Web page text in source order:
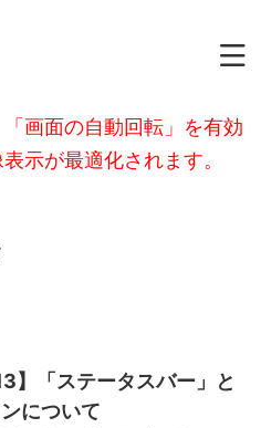
画面の自動回転」を有効
示が最適化されます。
】「ステータスバー」と
について